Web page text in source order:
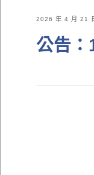
2026 年 4 月 21
公告：